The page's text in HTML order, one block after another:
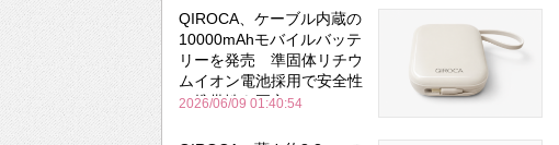
QIROCA、ケーブル内蔵の
10000mAhモバイルバッテ
リーを発売 準固体リチウ
ムイオン電池採用で安全性
と携帯性を両立
2026/06/09 01:40:54